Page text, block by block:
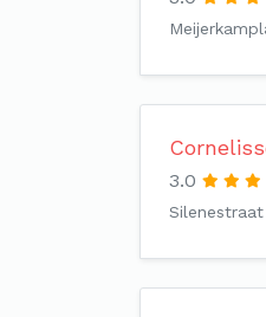
3.0
Silenestraat